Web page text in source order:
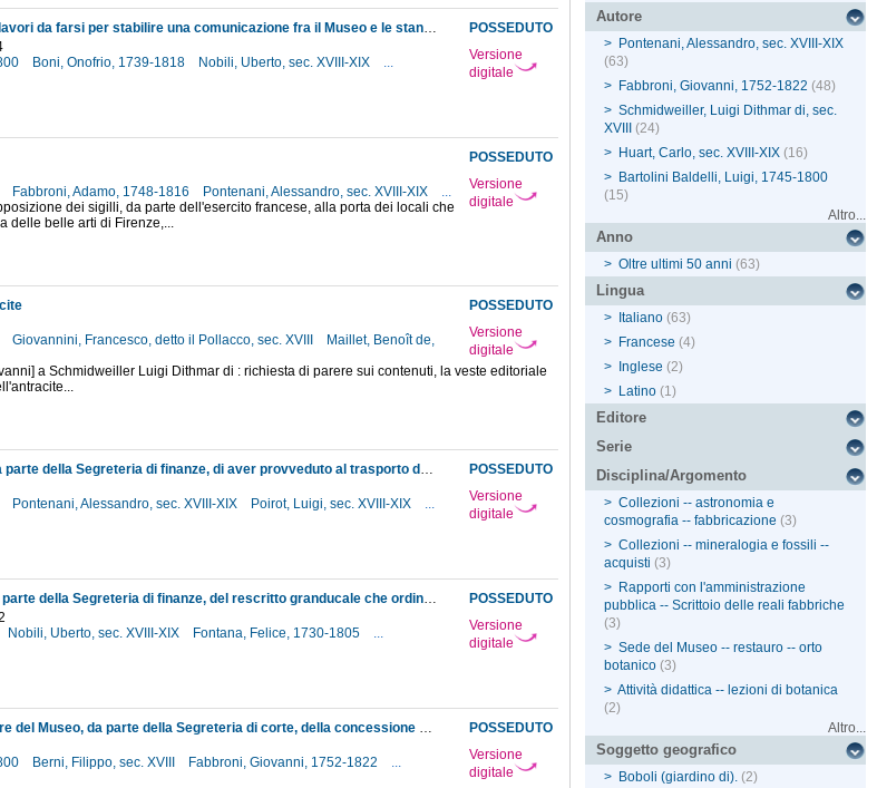
POSSEDUTO
Versione
digitale
Approvazione granducale dei lavori da farsi per stabilire una comunicazione fra il Museo e le stanze in cui verrà costruito il gran cerchio astronomico
Boni, Onofrio, 1739-1818 Nobili, Uberto, sec. XVIII-XIX
...
POSSEDUTO
Versione
digitale
Fabbroni, Adamo, 1748-1816 Pontenani, Alessandro, sec. XVIII-XIX
...
dei sigilli, da parte dell'esercito francese, alla porta dei locali che
delle belle arti di Firenze,...
POSSEDUTO
Versione
digitale
Giovannini, Francesco, detto il Pollacco, sec. XVIII
Maillet, Benoît de,
a Schmidweiller Luigi Dithmar di : richiesta di parere sui contenuti, la veste editoriale
POSSEDUTO
Versione
digitale
Comunicazione al direttore, da parte della Segreteria di finanze, di aver provveduto al trasporto dal Museo alla Zecca dei mobili e utensili da lui indicati
Pontenani, Alessandro, sec. XVIII-XIX Poirot, Luigi, sec. XVIII-XIX
...
POSSEDUTO
Versione
digitale
Comunicazione al Fontana, da parte della Segreteria di finanze, del rescritto granducale che ordina il pagamento di trenta scudi a Prucher Ulderico per delle piante fornite al Museo per l'Orto botanico
Nobili, Uberto, sec. XVIII-XIX Fontana, Felice, 1730-1805
...
POSSEDUTO
Versione
digitale
Comunicazione al sottodirettore del Museo, da parte della Segreteria di corte, della concessione al professore Targioni Tozzetti del permesso di valersi del giardiniere del Museo per disporre le piante sulle quali deve di volta in volta fare la sua lezione
Berni, Filippo, sec. XVIII Fabbroni, Giovanni, 1752-1822
...
Autore
> Pontenani, Alessandro, sec. XVIII-XIX
(63)
> Fabbroni, Giovanni, 1752-1822 (48)
> Schmidweiller, Luigi Dithmar di, sec.
XVIII
(24)
> Huart, Carlo, sec. XVIII-XIX (16)
> Bartolini Baldelli, Luigi, 1745-1800
(15)
Altro...
Anno
> Oltre ultimi 50 anni (63)
Lingua
> Italiano (63)
> Francese (4)
>
Inglese (2)
> Latino (1)
Editore
Serie
Disciplina/Argomento
> Collezioni -- astronomia e
cosmografia -- fabbricazione (3)
> Collezioni -- mineralogia e fossili --
acquisti (3)
> Rapporti con l'amministrazione
pubblica -- Scrittoio delle reali fabbriche
(3)
> Sede del Museo -- restauro -- orto
botanico (3)
> Attività didattica -- lezioni di botanica
(2)
Altro...
Soggetto geografico
> Boboli (giardino di). (2)